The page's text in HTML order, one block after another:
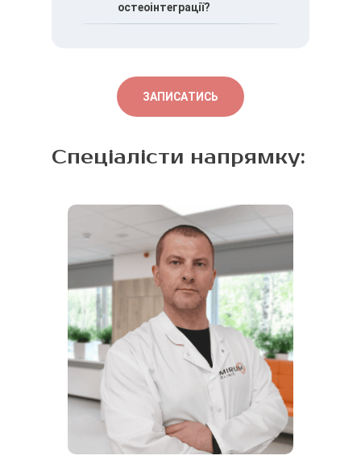
швидкості остеоінтеграції
та індивідуальних
остеоінтеграції?
дискомфорт
контролюється
медикаментозно.
ЗАПИСАТИСЬ
Спеціалісти напрямку: